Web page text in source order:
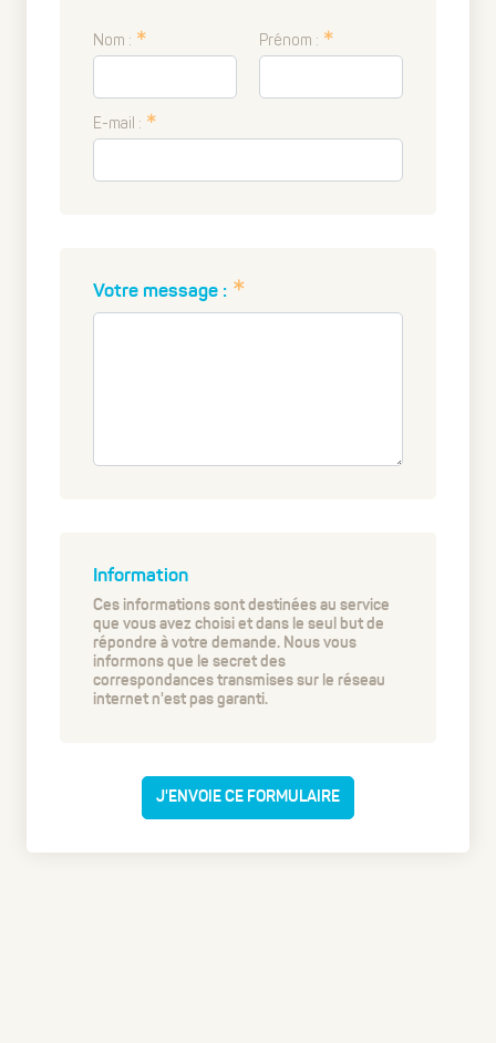
Nom : Prénom :
E-mail :
Votre message :
Information
Ces informations sont destinées au service
que vous avez choisi et dans le seul but de
répondre à votre demande. Nous vous
informons que le secret des
correspondances transmises sur le réseau
internet n'est pas garanti.